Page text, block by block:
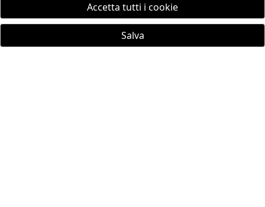
Accetta tutti i cookie
Salva